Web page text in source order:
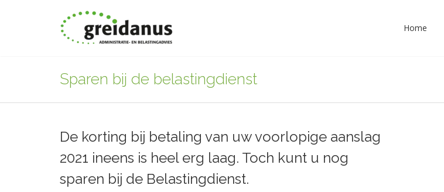
Home
Sparen bij de belastingdienst
De korting bij betaling van uw voorlopige aanslag
2021 ineens is heel erg laag. Toch kunt u nog
sparen bij de Belastingdienst.